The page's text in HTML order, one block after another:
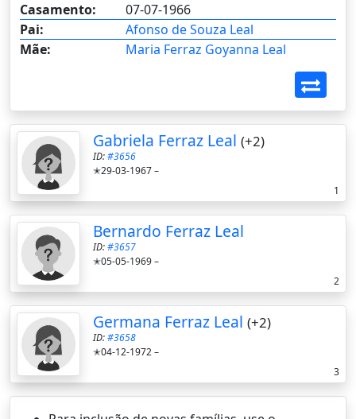
Casamento:
07-07-1966
Pai:
Afonso de Souza Leal
Mãe:
Maria Ferraz Goyanna Leal
Gabriela Ferraz Leal (+2)
ID:#3656
✭29-03-1967 –
1
Bernardo Ferraz Leal
ID:#3657
✭05-05-1969 –
2
Germana Ferraz Leal (+2)
ID:#3658
✭04-12-1972 –
3